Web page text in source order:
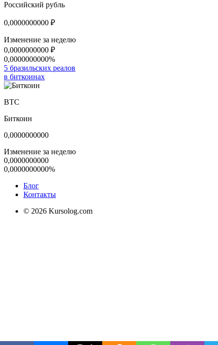
Российский рубль
0,0000000000 ₽
Изменение за неделю
0,0000000000 ₽
0,0000000000%
5 бразильских реалов
в биткоинах
BTC
Биткоин
0,0000000000
Изменение за неделю
0,0000000000
0,0000000000%
Блог
Контакты
© 2026 Kursolog.com